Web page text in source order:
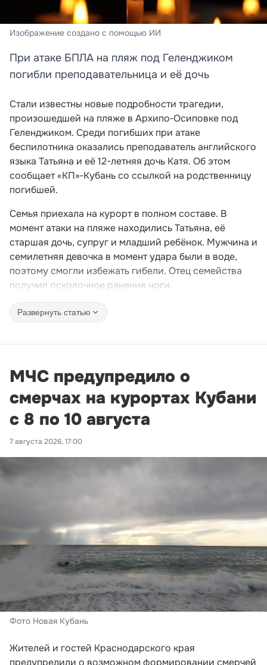
Изображение создано с помощью ИИ
При атаке БПЛА на пляж под Геленджиком
погибли преподавательница и её дочь
Стали известны новые подробности трагедии,
произошедшей на пляже в Архипо‑Осиповке под
Геленджиком. Среди погибших при атаке
беспилотника оказались преподаватель английского
языка Татьяна и её 12-летняя дочь Катя. Об этом
сообщает «КП»‑Кубань со ссылкой на родственницу
погибшей.
Семья приехала на курорт в полном составе. В
момент атаки на пляже находились Татьяна, её
старшая дочь, супруг и младший ребёнок. Мужчина и
семилетняя девочка в момент удара были в воде,
поэтому смогли избежать гибели. Отец семейства
получил осколочное ранение ноги.
Развернуть статью
МЧС предупредило о
смерчах на курортах Кубани
с 8 по 10 августа
7 августа 2026, 17:00
Фото Новая Кубань
Жителей и гостей Краснодарского края
предупредили о возможном формировании смерчей